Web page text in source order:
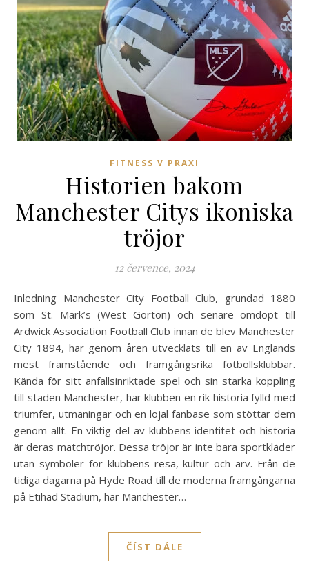
FITNESS V PRAXI
Historien bakom
Manchester Citys ikoniska
tröjor
12 července, 2024
Inledning Manchester City Football Club, grundad 1880
som St. Mark’s (West Gorton) och senare omdöpt till
Ardwick Association Football Club innan de blev Manchester
City 1894, har genom åren utvecklats till en av Englands
mest framstående och framgångsrika fotbollsklubbar.
Kända för sitt anfallsinriktade spel och sin starka koppling
till staden Manchester, har klubben en rik historia fylld med
triumfer, utmaningar och en lojal fanbase som stöttar dem
genom allt. En viktig del av klubbens identitet och historia
är deras matchtröjor. Dessa tröjor är inte bara sportkläder
utan symboler för klubbens resa, kultur och arv. Från de
tidiga dagarna på Hyde Road till de moderna framgångarna
på Etihad Stadium, har Manchester…
ČÍST DÁLE